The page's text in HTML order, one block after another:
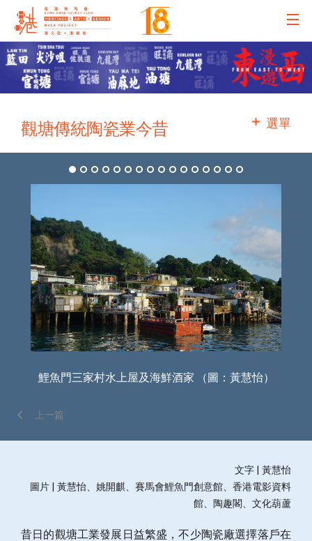
主辦機構
主要贊助
選單
觀塘傳統陶瓷業今昔
鯉魚門三家村水上屋及海鮮酒家 （圖：黃慧怡）
上一篇
文字 | 黃慧怡
圖片 | 黃慧怡、姚開麒、賽馬會鯉魚門創意館、香港電影資料
館、陶趣閣、文化葫蘆
昔日的觀塘工業發展日益繁盛，不少陶瓷廠選擇落戶在